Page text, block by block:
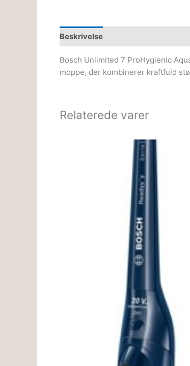
Beskrivelse
Bosch Unlimited 7 ProHygienic
moppe, der kombinerer kraftfuld
Relaterede varer